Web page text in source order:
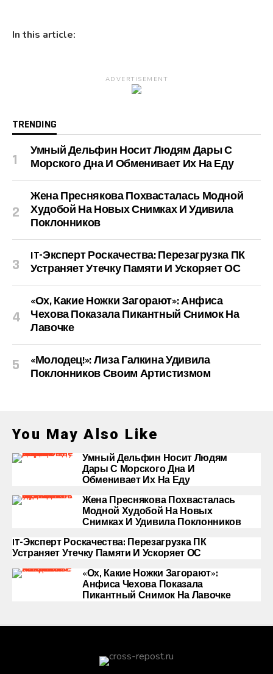
In this article:
ADVERTISEMENT
TRENDING
Умный Дельфин Носит Людям Дары С
Морского Дна И Обменивает Их На Еду
Жена Преснякова Похвасталась Модной
Худобой На Новых Снимках И Удивила
Поклонников
IT-Эксперт Роскачества: Перезагрузка ПК
Устраняет Утечку Памяти И Ускоряет ОС
«Ох, Какие Ножки Загорают»: Анфиса
Чехова Показала Пикантный Снимок На
Лавочке
«Молодец!»: Лиза Галкина Удивила
Поклонников Своим Артистизмом
You May Also Like
Умный Дельфин Носит Людям
Дары С Морского Дна И
Обменивает Их На Еду
Жена Преснякова Похвасталась
Модной Худобой На Новых
Снимках И Удивила Поклонников
IT-Эксперт Роскачества: Перезагрузка ПК
Устраняет Утечку Памяти И Ускоряет ОС
«Ох, Какие Ножки Загорают»:
Анфиса Чехова Показала
Пикантный Снимок На Лавочке